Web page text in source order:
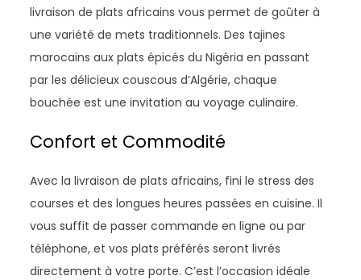
livraison de plats africains vous permet de goûter à
une variété de mets traditionnels. Des tajines
marocains aux plats épicés du Nigéria en passant
par les délicieux couscous d’Algérie, chaque
bouchée est une invitation au voyage culinaire.
Confort et Commodité
Avec la livraison de plats africains, fini le stress des
courses et des longues heures passées en cuisine. Il
vous suffit de passer commande en ligne ou par
téléphone, et vos plats préférés seront livrés
directement à votre porte. C’est l’occasion idéale